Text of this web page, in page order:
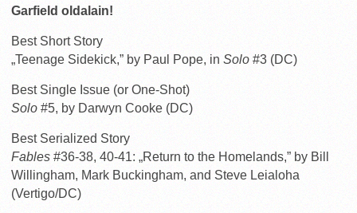
Garfield oldalain!
Best Short Story
„Teenage Sidekick,” by Paul Pope, in Solo #3 (DC)
Best Single Issue (or One-Shot)
Solo #5, by Darwyn Cooke (DC)
Best Serialized Story
Fables #36-38, 40-41: „Return to the Homelands,” by Bill
Willingham, Mark Buckingham, and Steve Leialoha
(Vertigo/DC)